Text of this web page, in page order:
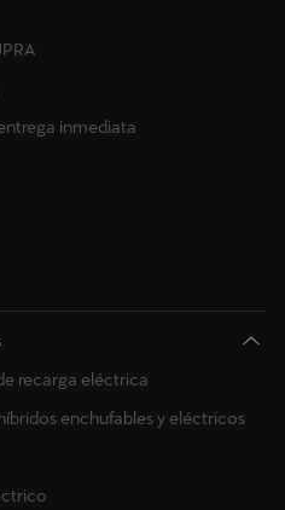
inmediata
recarga eléctrica
enchufables y eléctricos